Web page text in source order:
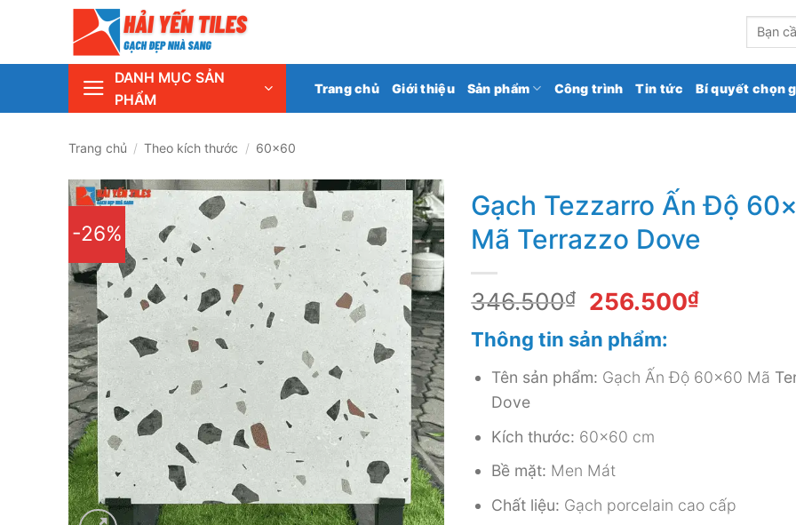
content
Tìm
kiếm:
DANH MỤC SẢN
PHẨM
Trang chủ Giới thiệu Sản phẩm Công trình Tin tức Bí quyết chọn
Trang chủ / Theo kích thước / 60x60
-26%
Gạch Tezzarro Ấn Độ
Mã Terrazzo Dove
346.500₫
Giá
là:
346.500₫.
256.500₫Giá
là:
Thông tin sản phẩm:
Tên sản phẩm: Gạch Ấn Độ 60×60 Mã
Dove
Kích thước: 60×60 cm
Bề mặt: Men Mát
Chất liệu: Gạch porcelain cao cấp